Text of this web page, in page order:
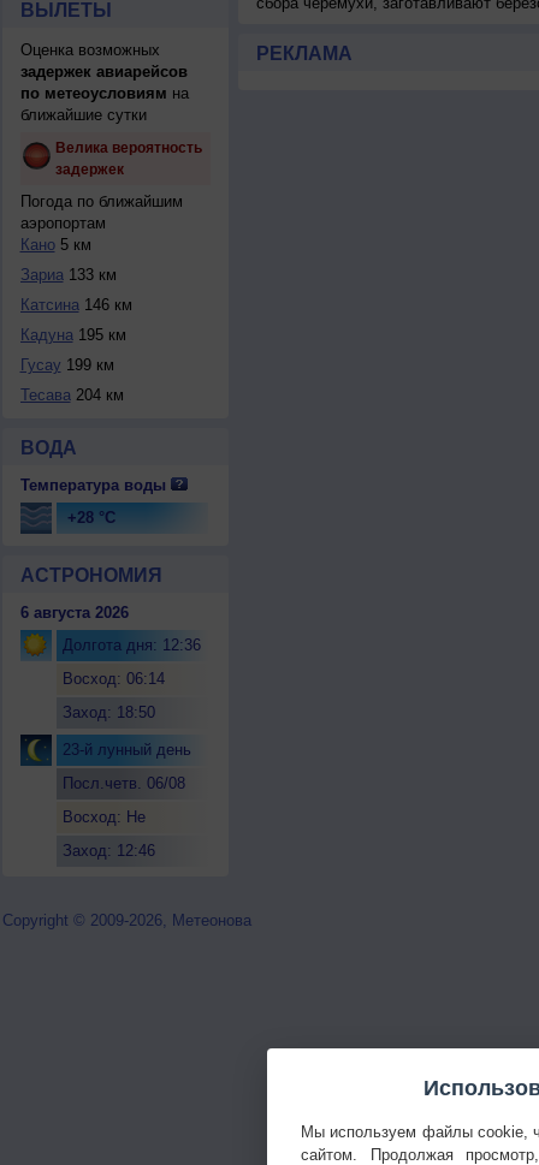
ВЫЛЕТЫ
Оценка возможных
задержек авиарейсов
по метеоусловиям на
ближайшие сутки
Велика вероятность
задержек
Погода по ближайшим
аэропортам
Кано5 км
Зариа133 км
Катсина146 км
Кадуна195 км
Гусау 199 км
Тесава204 км
ВОДА
Температура воды
+28 °C
АСТРОНОМИЯ
6 августа 2026
Долгота дня: 12:36
Восход: 06:14
Заход: 18:50
23-й лунный день
Посл.четв. 06/08
Восход: Не
Заход: 12:46
РЕКЛАМА
Copyright © 2009-2026, Метеонова
Мы используем файлы cookie,
сайтом. Продолжая